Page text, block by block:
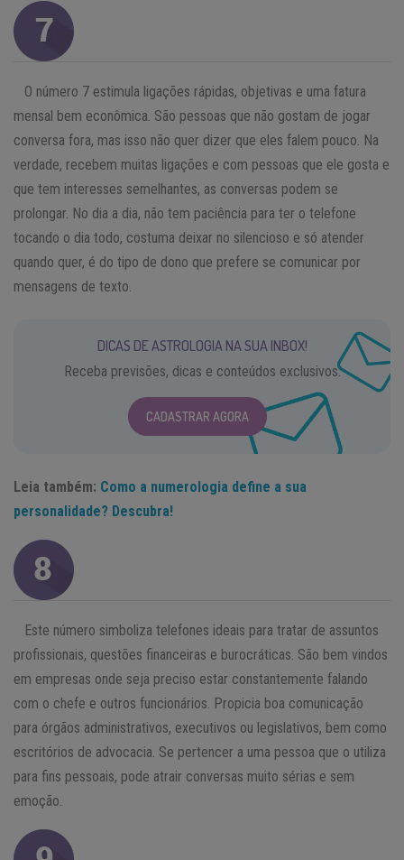
O número 7 estimula ligações rápidas, objetivas e uma fatura
mensal bem econômica. São pessoas que não gostam de jogar
conversa fora, mas isso não quer dizer que eles falem pouco. Na
verdade, recebem muitas ligações e com pessoas que ele gosta e
que tem interesses semelhantes, as conversas podem se
prolongar. No dia a dia, não tem paciência para ter o telefone
tocando o dia todo, costuma deixar no silencioso e só atender
quando quer, é do tipo de dono que prefere se comunicar por
mensagens de texto.
DICAS DE ASTROLOGIA NA SUA INBOX!
Receba previsões, dicas e conteúdos exclusivos.
CADASTRAR AGORA
Leia também: Como a numerologia define a sua
personalidade? Descubra!
Este número simboliza telefones ideais para tratar de assuntos
profissionais, questões financeiras e burocráticas. São bem vindos
em empresas onde seja preciso estar constantemente falando
com o chefe e outros funcionários. Propicia boa comunicação
para órgãos administrativos, executivos ou legislativos, bem como
escritórios de advocacia. Se pertencer a uma pessoa que o utiliza
para fins pessoais, pode atrair conversas muito sérias e sem
emoção.